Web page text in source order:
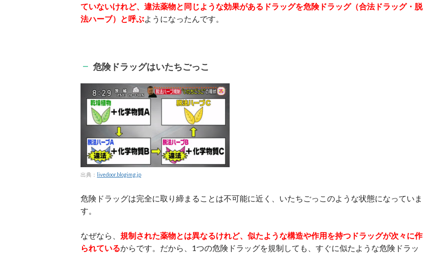
ていないけれど、違法薬物と同じような効果があるドラッグを危険ドラッグ（合法ドラッグ・脱
法ハーブ）と呼ぶようになったんです。
危険ドラッグはいたちごっこ
出典： livedoor.blogimg.jp
危険ドラッグは完全に取り締まることは不可能に近く、いたちごっこのような状態になっていま
す。
なぜなら、 規制された薬物とは異なるけれど、似たような構造や作用を持つドラッグが次々に作
られているからです。だから、1つの危険ドラッグを規制しても、すぐに似たような危険ドラッ